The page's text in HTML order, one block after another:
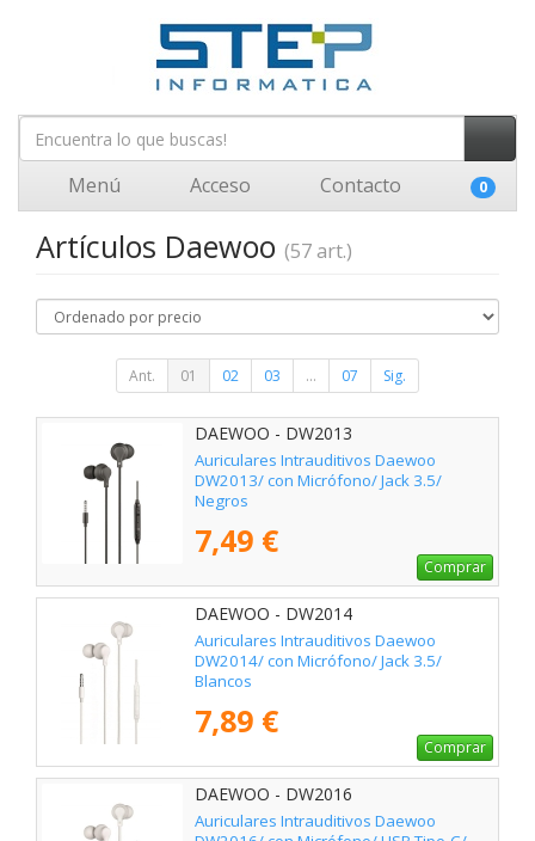
Menú Acceso Contacto 0
Artículos Daewoo (57 art.)
Ant. 01 02 03 ... 07 Sig.
DAEWOO - DW2013
Auriculares Intrauditivos Daewoo
DW2013/ con Micrófono/ Jack 3.5/
Negros
7,49 €
Comprar
DAEWOO - DW2014
Auriculares Intrauditivos Daewoo
DW2014/ con Micrófono/ Jack 3.5/
Blancos
7,89 €
Comprar
DAEWOO - DW2016
Auriculares Intrauditivos Daewoo